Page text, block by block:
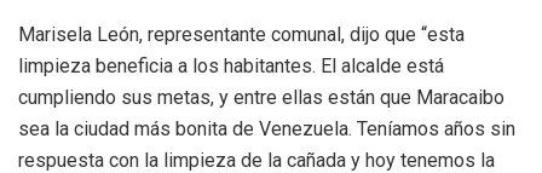
Marisela León, representante comunal, dijo que “esta
limpieza beneficia a los habitantes. El alcalde está
cumpliendo sus metas, y entre ellas están que Maracaibo
sea la ciudad más bonita de Venezuela. Teníamos años sin
respuesta con la limpieza de la cañada y hoy tenemos la